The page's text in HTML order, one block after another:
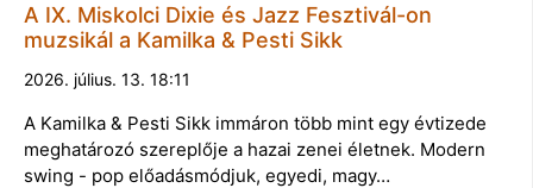
A IX. Miskolci Dixie és Jazz Fesztivál-on
muzsikál a Kamilka & Pesti Sikk
2026. július. 13. 18:11
A Kamilka & Pesti Sikk immáron több mint egy évtizede
meghatározó szereplője a hazai zenei életnek. Modern
swing - pop előadásmódjuk, egyedi, magy…